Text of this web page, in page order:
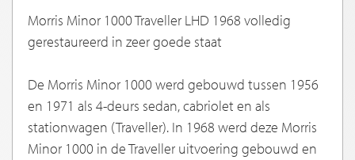
Morris Minor 1000 Traveller LHD 1968 volledig
gerestaureerd in zeer goede staat
De Morris Minor 1000 werd gebouwd tussen 1956
en 1971 als 4-deurs sedan, cabriolet en als
stationwagen (Traveller). In 1968 werd deze Morris
Minor 1000 in de Traveller uitvoering gebouwd en